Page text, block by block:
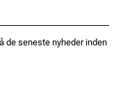
de seneste nyheder inden